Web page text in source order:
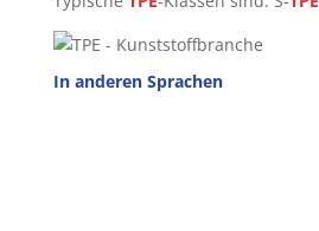
In anderen Sprachen